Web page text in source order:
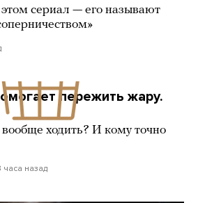
сериал — его называют
пережить жару.
ходить? И кому точно
часа назад